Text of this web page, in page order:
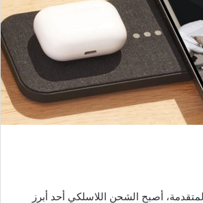
أصبح الشحن اللاسلكي أحد أبرز